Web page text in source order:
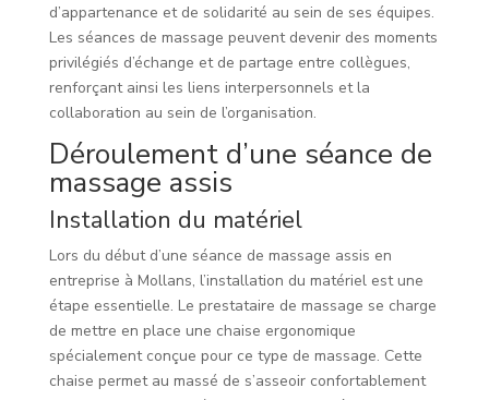
d’appartenance et de solidarité au sein de ses équipes.
Les séances de massage peuvent devenir des moments
privilégiés d’échange et de partage entre collègues,
renforçant ainsi les liens interpersonnels et la
collaboration au sein de l’organisation.
Déroulement d’une séance de
massage assis
Installation du matériel
Lors du début d’une séance de massage assis en
entreprise à Mollans, l’installation du matériel est une
étape essentielle. Le prestataire de massage se charge
de mettre en place une chaise ergonomique
spécialement conçue pour ce type de massage. Cette
chaise permet au massé de s’asseoir confortablement